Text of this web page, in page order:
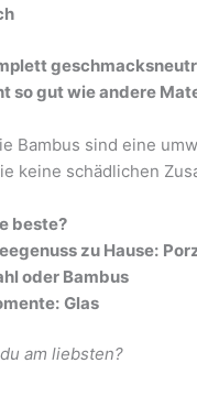
so gut wie andere
Bambus sind eine
keine schädlichen
beste?
zu Hause:
oder Bambus
Glas
am liebsten?